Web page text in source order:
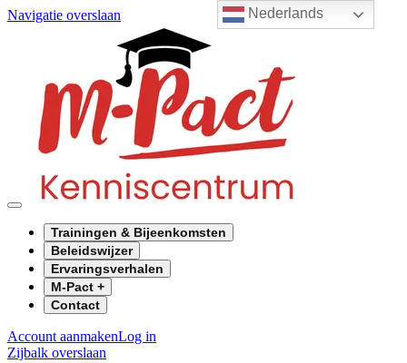
Nederlands
Navigatie overslaan
Trainingen & Bijeenkomsten
Beleidswijzer
Ervaringsverhalen
M-Pact +
Contact
Account aanmakenLog in
Zijbalk overslaan